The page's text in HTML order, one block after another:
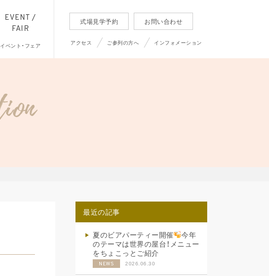
EVENT /
FAIR
イベント・フェア
式場見学予約 お問い合わせ
アクセス ご参列の方へ インフォメーション
最近の記事
夏のビアパーティー開催
今年
のテーマは世界の屋台！メニュー
をちょこっとご紹介
NEWS 2026.06.30